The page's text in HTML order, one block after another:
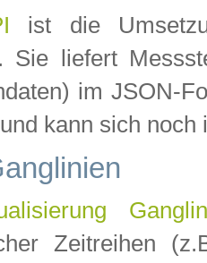
ist die
Sie liefert
im JSON-
kann sich noch
Zeitreihen